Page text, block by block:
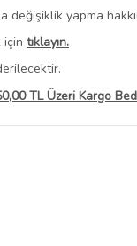
değişiklik yapma
için tıklayın.
TL Üzeri Kargo